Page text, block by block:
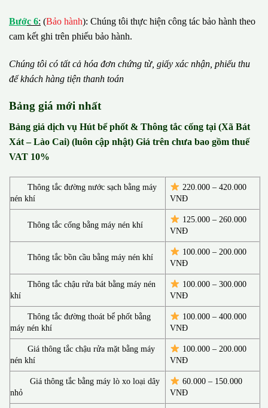
Bước 6: (Bảo hành): Chúng tôi thực hiện công tác bảo hành theo
cam kết ghi trên phiếu bảo hành.
Chúng tôi có tất cả hóa đơn chứng từ, giấy xác nhận, phiếu thu
đểkhách hàng tiện thanh toán
Bảng giá mới nhất
Bảng giá dịch vụ Hút bể phốt & Thông tắc cống tại (Xã Bát
Xát – Lào Cai) (luôn cập nhật) Giá trên chưa bao gồm thuế
VAT 10%
Thông tắc đường nước sạch bằng máy
nén khí
220.000 – 420.000
VNĐ
Thông tắc cống bằng máy nén khí
125.000 – 260.000
VNĐ
Thông tắc bồn cầu bằng máy nén khí
100.000 – 200.000
VNĐ
Thông tắc chậu rửa bát bằng máy nén
khí
100.000 – 300.000
VNĐ
Thông tắc đường thoát bể phốt bằng
máy nén khí
100.000 – 400.000
VNĐ
Giá thông tắc chậu rửa mặt bằng máy
nén khí
100.000 – 200.000
VNĐ
Giá thông tắc bằng máy lò xo loại dây
nhỏ
60.000 – 150.000
VNĐ